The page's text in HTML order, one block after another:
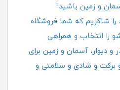
و زمین باشید"
را شاکریم که شما فروشگاه
را انتخاب و همراهی
و دیوار، آسمان و زمین برای
و برکت و شادی و سلامتی و